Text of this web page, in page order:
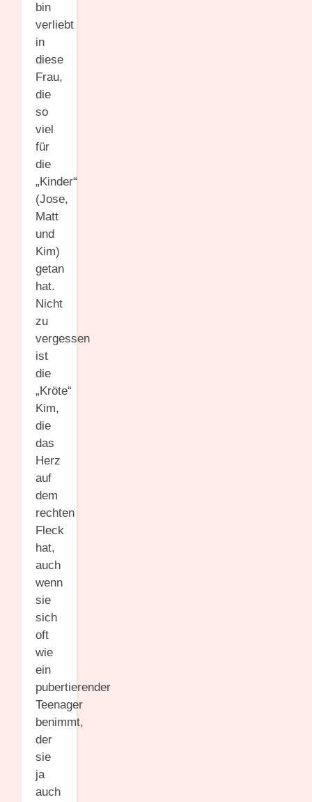
bin
verliebt
in
diese
Frau,
die
so
viel
für
die
„Kinder“
(Jose,
Matt
und
Kim)
getan
hat.
Nicht
zu
vergessen
ist
die
„Kröte“
Kim,
die
das
Herz
auf
dem
rechten
Fleck
hat,
auch
wenn
sie
sich
oft
wie
ein
pubertierender
Teenager
benimmt,
der
sie
ja
auch